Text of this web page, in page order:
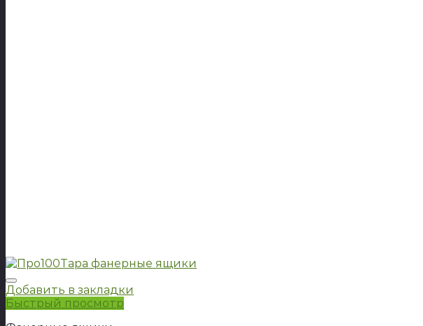
Добавить в закладки
Быстрый просмотр